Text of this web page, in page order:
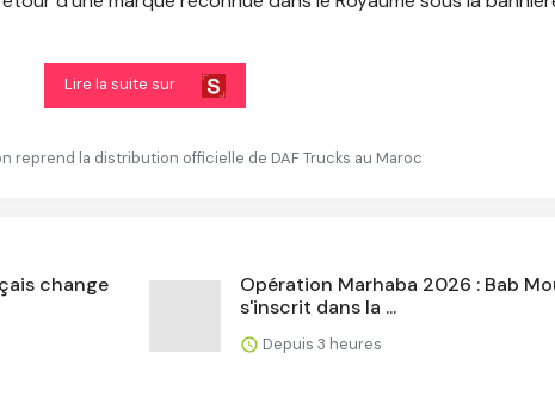
Lire la suite sur
reprend la distribution officielle de DAF Trucks au Maroc
change
Opération Marhaba 2026 : Bab
s'inscrit dans la ...
Depuis 3 heures